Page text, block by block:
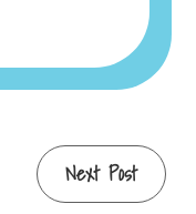
Next Post